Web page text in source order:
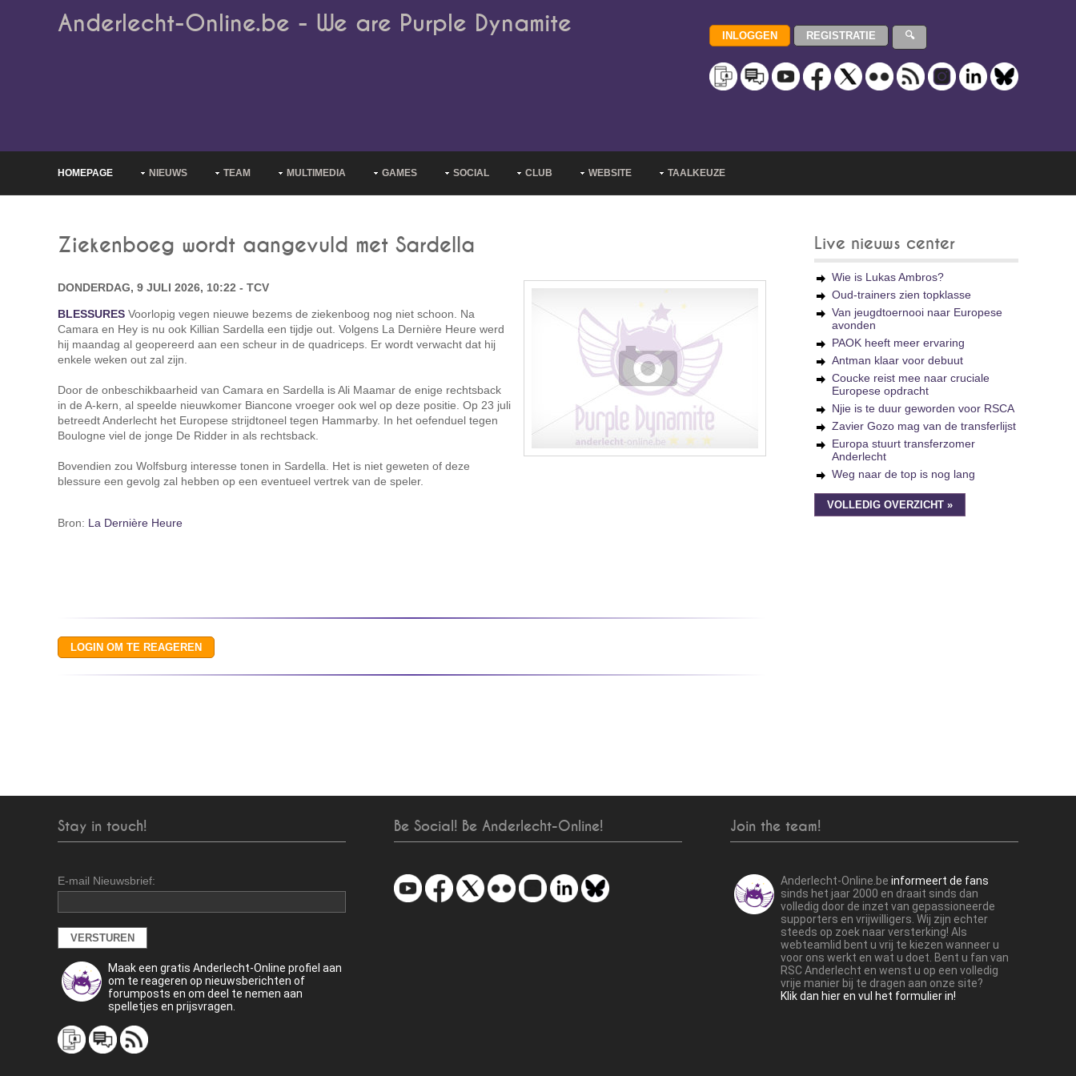
Anderlecht-Online.be - We are Purple Dynamite
HOMEPAGE NIEUWS TEAM MULTIMEDIA GAMES SOCIAL CLUB WEBSITE TAALKEUZE
Ziekenboeg wordt aangevuld met Sardella
DONDERDAG, 9 JULI 2026, 10:22 - TCV
BLESSURES Voorlopig vegen nieuwe bezems de ziekenboog nog niet schoon. Na
Camara en Hey is nu ook Killian Sardella een tijdje out. Volgens La Dernière Heure werd
hij maandag al geopereerd aan een scheur in de quadriceps. Er wordt verwacht dat hij
enkele weken out zal zijn.
Door de onbeschikbaarheid van Camara en Sardella is Ali Maamar de enige rechtsback
in de A-kern, al speelde nieuwkomer Biancone vroeger ook wel op deze positie. Op 23 juli
betreedt Anderlecht het Europese strijdtoneel tegen Hammarby. In het oefenduel tegen
Boulogne viel de jonge De Ridder in als rechtsback.
Bovendien zou Wolfsburg interesse tonen in Sardella. Het is niet geweten of deze
blessure een gevolg zal hebben op een eventueel vertrek van de speler.
Bron: La Dernière Heure
Live nieuws center
Wie is Lukas Ambros?
Oud-trainers zien topklasse
Van jeugdtoernooi naar Europese
avonden
PAOK heeft meer ervaring
Antman klaar voor debuut
Coucke reist mee naar cruciale
Europese opdracht
Njie is te duur geworden voor RSCA
Zavier Gozo mag van de transferlijst
Europa stuurt transferzomer
Anderlecht
Weg naar de top is nog lang
VOLLEDIG OVERZICHT »
Stay in touch!
E-mail Nieuwsbrief:
Maak een gratis Anderlecht-Online profiel aan
om te reageren op nieuwsberichten of
forumposts en om deel te nemen aan
spelletjes en prijsvragen.
Be Social! Be Anderlecht-Online! Join the team!
Anderlecht-Online.be informeert de fans
sinds het jaar 2000 en draait sinds dan
volledig door de inzet van gepassioneerde
supporters en vrijwilligers. Wij zijn echter
steeds op zoek naar versterking! Als
webteamlid bent u vrij te kiezen wanneer u
voor ons werkt en wat u doet. Bent u fan van
RSC Anderlecht en wenst u op een volledig
vrije manier bij te dragen aan onze site?
Klik dan hier en vul het formulier in!